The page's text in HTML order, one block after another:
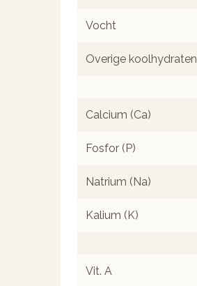
Vocht
Overige koolhydraten
Calcium (Ca)
Fosfor (P)
Natrium (Na)
Kalium (K)
Vit. A